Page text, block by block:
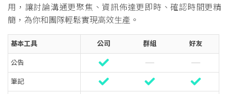
用，讓討論溝通更聚焦、資訊佈達更即時、確認時間更精
簡，為你和團隊輕鬆實現高效生產。
基本工具 公司 群組 好友
公告
筆記